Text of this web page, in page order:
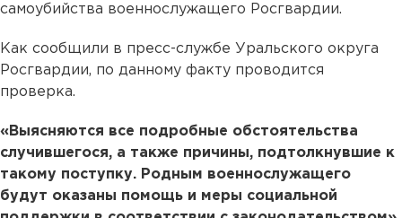
самоубийства военнослужащего Росгвардии.
Как сообщили в пресс-службе Уральского округа
Росгвардии, по данному факту проводится
проверка.
«Выясняются все подробные обстоятельства
случившегося, а также причины, подтолкнувшие к
такому поступку. Родным военнослужащего
будут оказаны помощь и меры социальной